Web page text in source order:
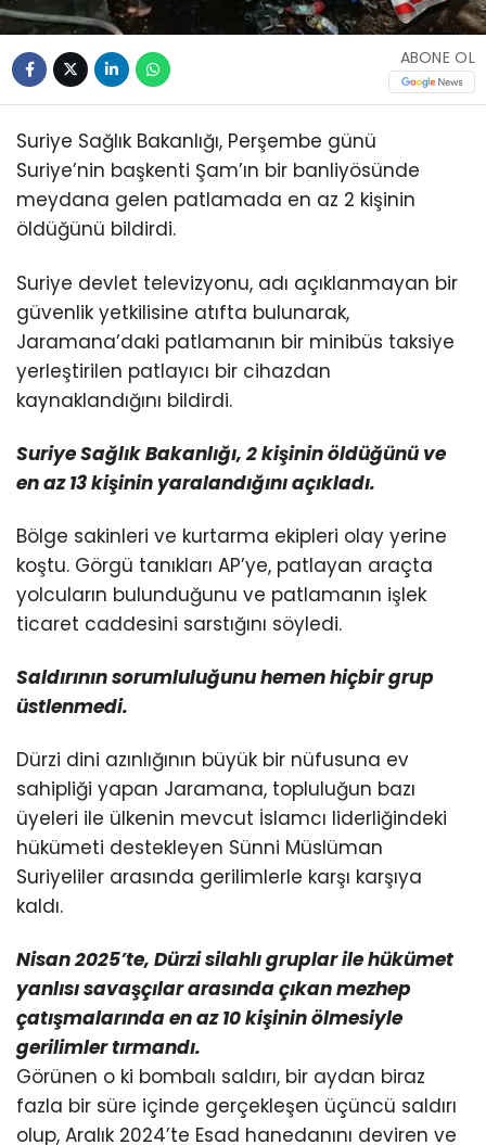
ABONE OL
Suriye Sağlık Bakanlığı, Perşembe günü
Suriye’nin başkenti Şam’ın bir banliyösünde
meydana gelen patlamada en az 2 kişinin
öldüğünü bildirdi.
Suriye devlet televizyonu, adı açıklanmayan bir
güvenlik yetkilisine atıfta bulunarak,
Jaramana’daki patlamanın bir minibüs taksiye
yerleştirilen patlayıcı bir cihazdan
kaynaklandığını bildirdi.
Suriye Sağlık Bakanlığı, 2 kişinin öldüğünü ve
en az 13 kişinin yaralandığını açıkladı.
Bölge sakinleri ve kurtarma ekipleri olay yerine
koştu. Görgü tanıkları AP’ye, patlayan araçta
yolcuların bulunduğunu ve patlamanın işlek
ticaret caddesini sarstığını söyledi.
Saldırının sorumluluğunu hemen hiçbir grup
üstlenmedi.
Dürzi dini azınlığının büyük bir nüfusuna ev
sahipliği yapan Jaramana, topluluğun bazı
üyeleri ile ülkenin mevcut İslamcı liderliğindeki
hükümeti destekleyen Sünni Müslüman
Suriyeliler arasında gerilimlerle karşı karşıya
kaldı.
Nisan 2025’te, Dürzi silahlı gruplar ile hükümet
yanlısı savaşçılar arasında çıkan mezhep
çatışmalarındaen az 10 kişinin ölmesiyle
gerilimler tırmandı.
Görünen o ki bombalı saldırı, bir aydan biraz
fazla bir süre içinde gerçekleşen üçüncü saldırı
olup, Aralık 2024’te Esad hanedanını deviren ve